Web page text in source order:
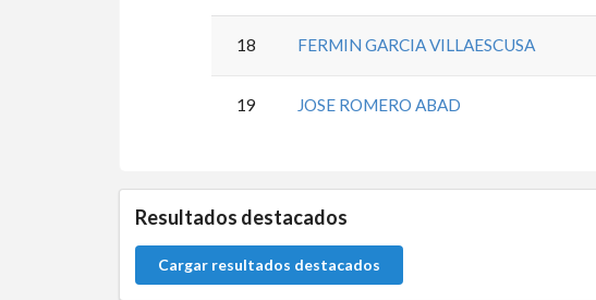
18 FERMIN GARCIA VILLAESCUSA
19 JOSE ROMERO ABAD
Resultados destacados
Cargar resultados destacados